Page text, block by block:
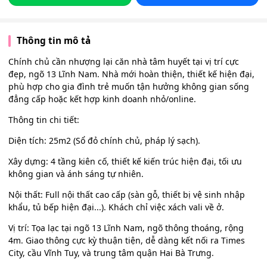
Thông tin mô tả
Chính chủ cần nhượng lại căn nhà tâm huyết tại vị trí cực
đẹp, ngõ 13 Lĩnh Nam. Nhà mới hoàn thiện, thiết kế hiện đại,
phù hợp cho gia đình trẻ muốn tận hưởng không gian sống
đẳng cấp hoặc kết hợp kinh doanh nhỏ/online.
Thông tin chi tiết:
Diện tích: 25m2 (Sổ đỏ chính chủ, pháp lý sạch).
Xây dựng: 4 tầng kiên cố, thiết kế kiến trúc hiện đại, tối ưu
không gian và ánh sáng tự nhiên.
Nội thất: Full nội thất cao cấp (sàn gỗ, thiết bị vệ sinh nhập
khẩu, tủ bếp hiện đại...). Khách chỉ việc xách vali về ở.
Vị trí: Tọa lạc tại ngõ 13 Lĩnh Nam, ngõ thông thoáng, rộng
4m. Giao thông cực kỳ thuận tiện, dễ dàng kết nối ra Times
City, cầu Vĩnh Tuy, và trung tâm quận Hai Bà Trưng.